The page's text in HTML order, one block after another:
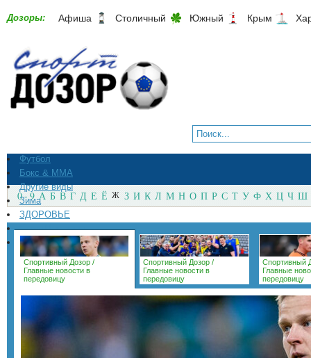
Дозоры: Афиша Столичный Южный Крым
Футбол
Бокс & ММА
Другие виды
Зима
ЗДОРОВЬЕ
СпортМагазины
Архив
0 - 9 А Б В Г Д Е Ё Ж З И К Л М Н О П Р С Т У Ф Х Ц Ч Ш
Спортивный Дозор /
Главные новости в
передовицу
Спортивный Дозор /
Главные новости в
передовицу
Спортивный
Главные
передовицу